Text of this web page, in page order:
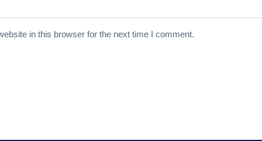
in this browser for the next time I comment.